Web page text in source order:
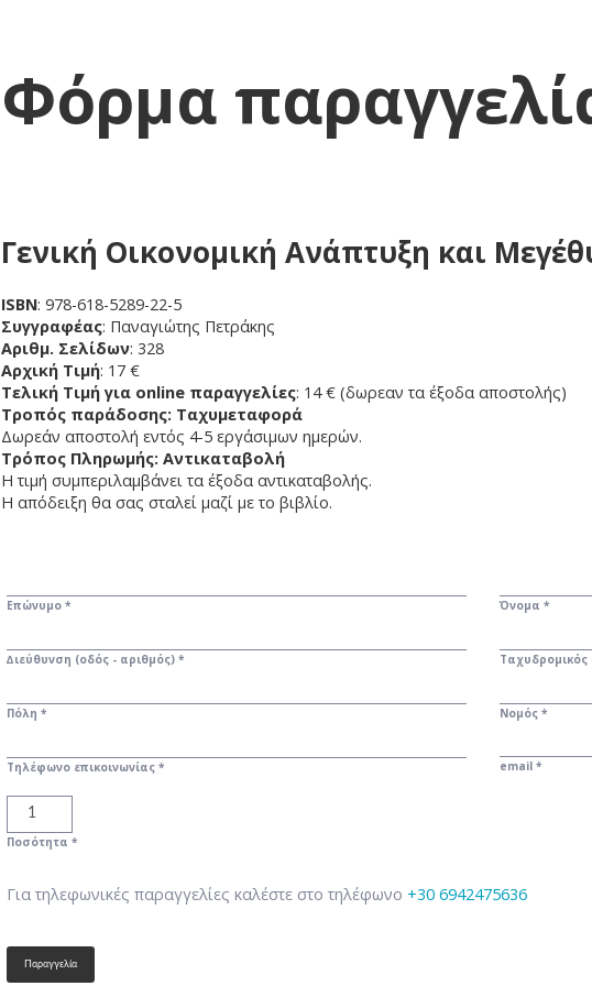
Φόρμα
Γενική Οικονομική Ανάπτυξη και
ISBN: 978-618-5289-22-5
Συγγραφέας: Παναγιώτης Πετράκης
Αριθμ. Σελίδων: 328
Αρχική Τιμή: 17 €
Τελική Τιμή για online παραγγελίες: 14 € (δωρεαν τα έξοδα αποστολής)
Τροπός παράδοσης: Ταχυμεταφορά
Δωρεάν αποστολή εντός 4-5 εργάσιμων ημερών.
Τρόπος Πληρωμής: Αντικαταβολή
Η τιμή συμπεριλαμβάνει τα έξοδα αντικαταβολής.
Η απόδειξη θα σας σταλεί μαζί με το βιβλίο.
Επώνυμο * Όνομα *
∆ιεύθυνση (οδός - αριθμός) * Ταχυδρομικός
Πόλη * Νομός *
Τηλέφωνο επικοινωνίας * email *
Ποσότητα *
Για τηλεφωνικές παραγγελίες καλέστε στο τηλέφωνο+30 6942475636